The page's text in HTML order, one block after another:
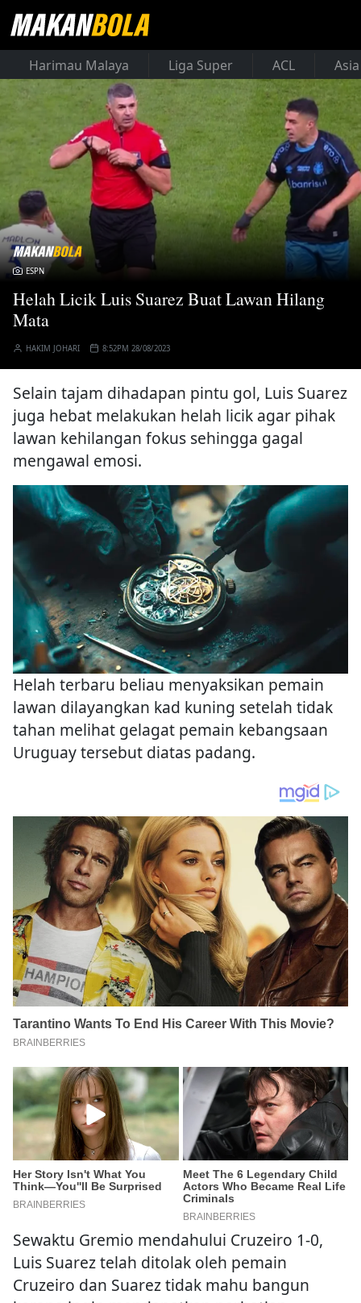
Harimau Malaya Liga Super ACL
ESPN
Helah Licik Luis Suarez Buat Lawan Hilang
Mata
HAKIM JOHARI 8:52PM 28/08/2023
Selain tajam dihadapan pintu gol, Luis Suarez
juga hebat melakukan helah licik agar pihak
lawan kehilangan fokus sehingga gagal
mengawal emosi.
Helah terbaru beliau menyaksikan pemain
lawan dilayangkan kad kuning setelah tidak
tahan melihat gelagat pemain kebangsaan
Uruguay tersebut diatas padang.
Sewaktu Gremio mendahului Cruzeiro 1-0,
Luis Suarez telah ditolak oleh pemain
Cruzeiro dan Suarez tidak mahu bangun